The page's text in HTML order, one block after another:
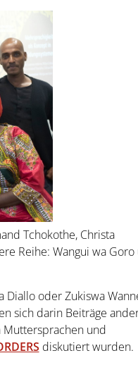
Tchokothe, Christa
Reihe: Wangui wa Goro
Diallo oder Zukiswa
sich darin Beiträge
Muttersprachen und
diskutiert wurden.